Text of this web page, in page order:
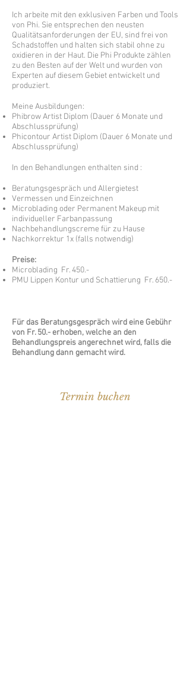
Ich arbeite mit den exklusiven Farben und Tools
von Phi. Sie entsprechen den neusten
Qualitätsanforderungen der EU, sind frei von
Schadstoffen und halten sich stabil ohne zu
oxidieren in der Haut. Die Phi Produkte zählen
zu den Besten auf der Welt und wurden von
Experten auf diesem Gebiet entwickelt und
produziert.
Meine Ausbildungen:
Phibrow Artist Diplom (Dauer 6 Monate und
Abschlussprüfung)
Phicontour Artist Diplom (Dauer 6 Monate und
Abschlussprüfung)
In den Behandlungen enthalten sind :
Beratungsgespräch und Allergietest
Vermessen und Einzeichnen
Microblading oder Permanent Makeup mit
individueller Farbanpassung
Nachbehandlungscreme für zu Hause
Nachkorrektur 1x (falls notwendig)
Preise:
Microblading Fr. 450.-
PMU Lippen Kontur und Schattierung Fr. 650.-
Für das Beratungsgespräch wird eine Gebühr
von Fr. 50.- erhoben, welche an den
Behandlungspreis angerechnetwird, falls die
Behandlung dann gemacht wird.
Termin buchen